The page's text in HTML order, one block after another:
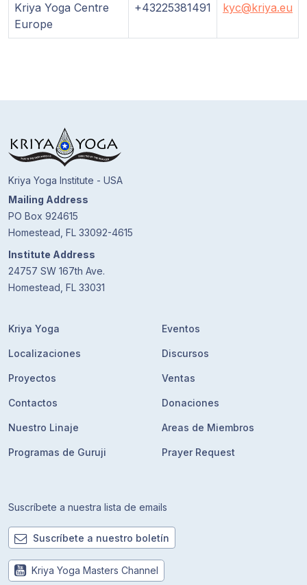
Discursos
Donaciones
Areas de
Miembros
Kriya Yoga Centre
Europe
+43225381491 kyc@kriya.eu
Kriya Yoga Institute - USA
Mailing Address
PO Box 924615
Homestead, FL 33092-4615
Institute Address
24757 SW 167th Ave.
Homestead, FL 33031
Kriya Yoga
Localizaciones
Proyectos
Contactos
Nuestro Linaje
Programas de Guruji
Eventos
Discursos
Ventas
Donaciones
Areas de Miembros
Prayer Request
Suscríbete a nuestra lista de emails
Suscríbete a nuestro boletín
Kriya Yoga Masters Channel